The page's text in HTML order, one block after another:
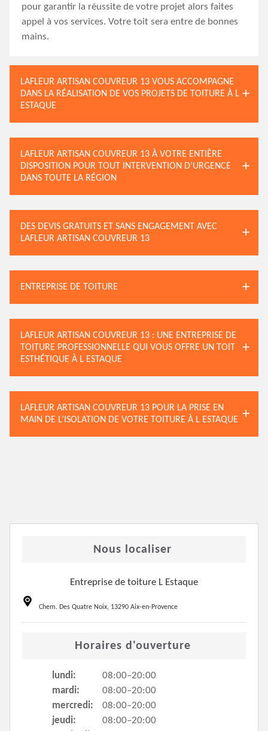
pour garantir la réussite de votre projet alors faites
appel à vos services. Votre toit sera entre de bonnes
mains.
LAFLEUR ARTISAN COUVREUR 13 VOUS ACCOMPAGNE
DANS LA RÉALISATION DE VOS PROJETS DE TOITURE À L
ESTAQUE
LAFLEUR ARTISAN COUVREUR 13 À VOTRE ENTIÈRE
DISPOSITION POUR TOUT INTERVENTION D’URGENCE
DANS TOUTE LA RÉGION
DES DEVIS GRATUITS ET SANS ENGAGEMENT AVEC
LAFLEUR ARTISAN COUVREUR 13
ENTREPRISE DE TOITURE
LAFLEUR ARTISAN COUVREUR 13 : UNE ENTREPRISE DE
TOITURE PROFESSIONNELLE QUI VOUS OFFRE UN TOIT
ESTHÉTIQUE À L ESTAQUE
LAFLEUR ARTISAN COUVREUR 13 POUR LA PRISE EN
MAIN DE L’ISOLATION DE VOTRE TOITURE À L ESTAQUE
Nous localiser
Entreprise de toiture L Estaque
Chem. Des Quatre Noix, 13290 Aix-en-Provence
Horaires d'ouverture
lundi:
08:00–20:00
mardi:
08:00–20:00
mercredi:
08:00–20:00
jeudi:
08:00–20:00